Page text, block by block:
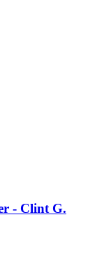
- Clint G.